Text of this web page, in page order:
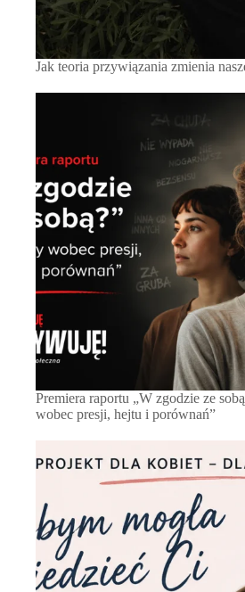
Jak teoria przywiązania zmienia
Premiera raportu „W zgodzie ze
wobec presji, hejtu i porównań”